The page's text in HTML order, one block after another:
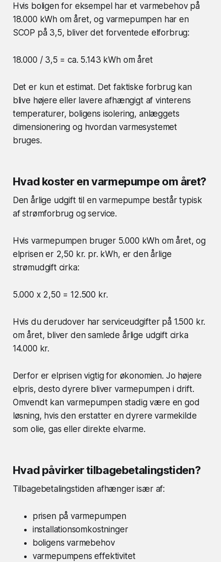
Hvis boligen for eksempel har et varmebehov på
18.000 kWh om året, og varmepumpen har en
SCOP på 3,5, bliver det forventede elforbrug:
18.000 / 3,5 = ca. 5.143 kWh om året
Det er kun et estimat. Det faktiske forbrug kan
blive højere eller lavere afhængigt af vinterens
temperaturer, boligens isolering, anlæggets
dimensionering og hvordan varmesystemet
bruges.
Hvad koster en varmepumpe om året?
Den årlige udgift til en varmepumpe består typisk
af strømforbrug og service.
Hvis varmepumpen bruger 5.000 kWh om året, og
elprisen er 2,50 kr. pr. kWh, er den årlige
strømudgift cirka:
5.000 x 2,50 = 12.500 kr.
Hvis du derudover har serviceudgifter på 1.500 kr.
om året, bliver den samlede årlige udgift cirka
14.000 kr.
Derfor er elprisen vigtig for økonomien. Jo højere
elpris, desto dyrere bliver varmepumpen i drift.
Omvendt kan varmepumpen stadig være en god
løsning, hvis den erstatter en dyrere varmekilde
som olie, gas eller direkte elvarme.
Hvad påvirker tilbagebetalingstiden?
Tilbagebetalingstiden afhænger især af:
prisen på varmepumpen
installationsomkostninger
boligens varmebehov
varmepumpens effektivitet